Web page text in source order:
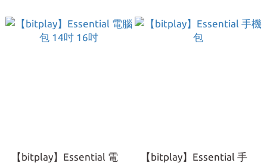
【bitplay】Essential 電
【bitplay】Essential 手